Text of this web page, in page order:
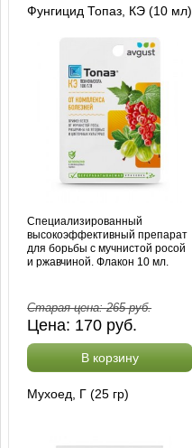
Фунгицид Топаз, КЭ (10 мл)
Специализированный
высокоэффективный препарат
для борьбы с мучнистой росой
и ржавчиной. Флакон 10 мл.
Старая цена:265руб.
Цена: 170 руб.
В корзину
Мухоед, Г (25 гр)